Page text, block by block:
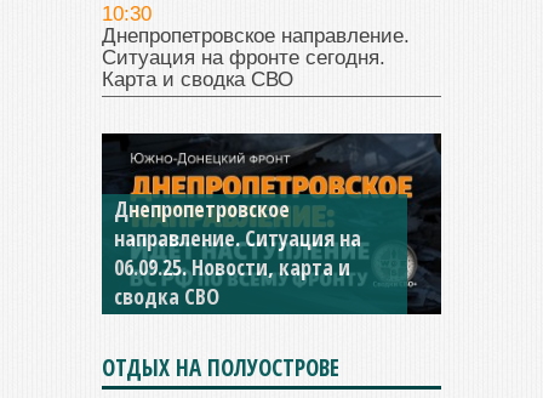
10:30
Днепропетровское направление.
Ситуация на фронте сегодня.
Карта и сводка СВО
Днепропетровское
направление. Ситуация на
06.09.25. Новости, карта и
сводка СВО
Константиновское
направление. Ситуация на
04.09.25 Новости, карта и
сводка СВО
ОТДЫХ НА ПОЛУОСТРОВЕ